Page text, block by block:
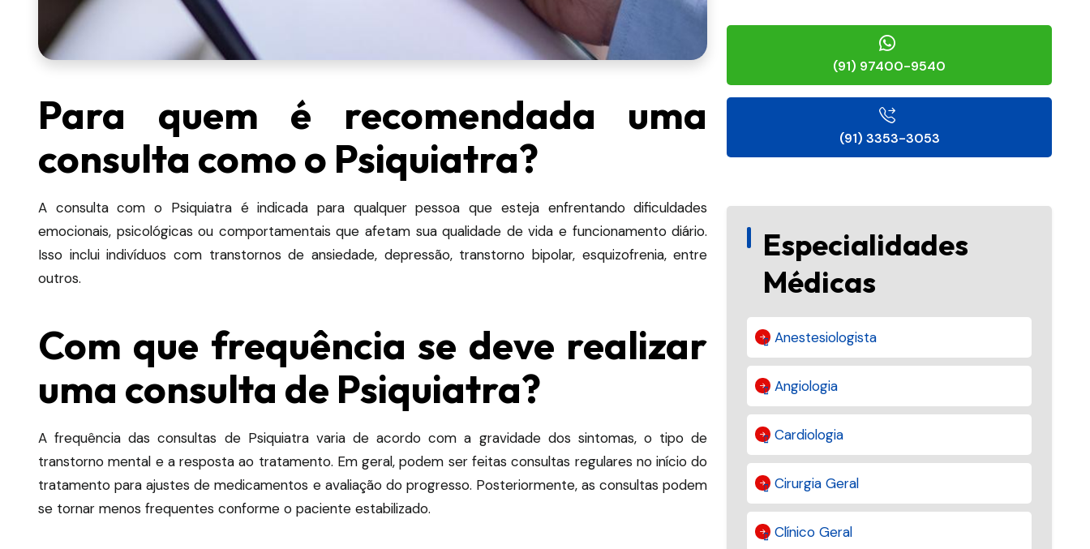
Para quem é recomendada uma
consulta como o Psiquiatra?
A consulta com o Psiquiatra é indicada para qualquer pessoa que esteja enfrentando dificuldades
emocionais, psicológicas ou comportamentais que afetam sua qualidade de vida e funcionamento diário.
Isso inclui indivíduos com transtornos de ansiedade, depressão, transtorno bipolar, esquizofrenia, entre
outros.
Com que frequência se deve realizar
uma consulta de Psiquiatra?
A frequência das consultas de Psiquiatra varia de acordo com a gravidade dos sintomas, o tipo de
transtorno mental e a resposta ao tratamento. Em geral, podem ser feitas consultas regulares no início do
tratamento para ajustes de medicamentos e avaliação do progresso. Posteriormente, as consultas podem
se tornar menos frequentes conforme o paciente estabilizado.
(91) 97400-9540
(91) 3353-3053
Especialidades
Médicas
Anestesiologista
Angiologia
Cardiologia
Cirurgia Geral
Clínico Geral